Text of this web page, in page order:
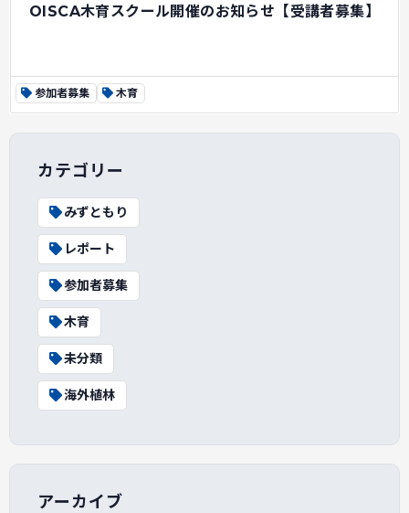
OISCA木育スクール開催のお知らせ【受講者募集】
参加者募集 木育
カテゴリー
みずともり
レポート
参加者募集
木育
未分類
海外植林
アーカイブ